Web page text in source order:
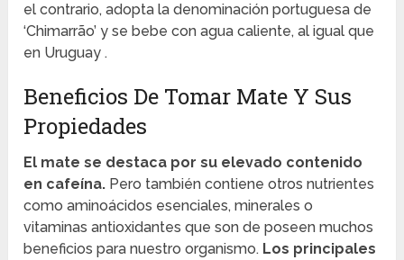
el contrario, adopta la denominación portuguesa de
‘Chimarrão’ y se bebe con agua caliente, al igual que
en Uruguay .
Beneficios De Tomar Mate Y Sus
Propiedades
El mate se destaca por su elevado contenido
en cafeína. Pero también contiene otros nutrientes
como aminoácidos esenciales, minerales o
vitaminas antioxidantes que son de poseen muchos
beneficios para nuestro organismo. Los principales